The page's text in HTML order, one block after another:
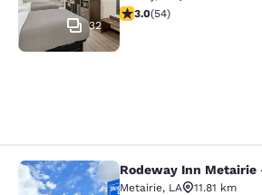
32
calificación de 3 estrellas.
3.0(54)
Rodeway Inn Metairie
Rodeway Inn Metairie
Metairie, LA
11.81 km